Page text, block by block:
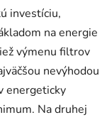
investíciu,
na energie
výmenu filtrov
nevýhodou
energeticky
Na druhej